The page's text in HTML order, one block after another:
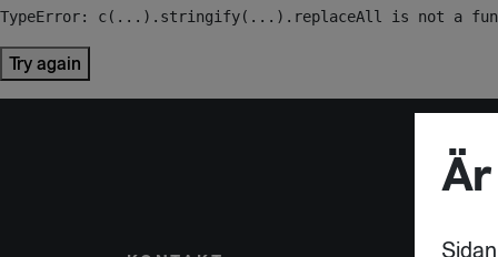
TypeError: c(...).stringify(...).replaceAll is not a
Try again